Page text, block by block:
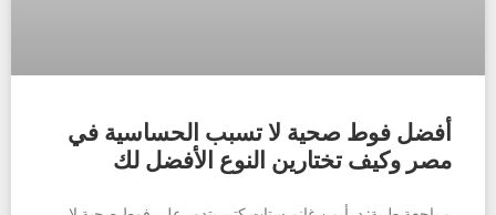
أفضل فوط صحية لا تسبب الحساسية في
مصر وكيف تختارين النوع الأفضل لك